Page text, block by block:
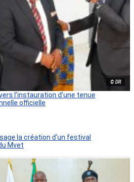
© DR
l’instauration d’une tenue
officielle
la création d’un festival
Mvet